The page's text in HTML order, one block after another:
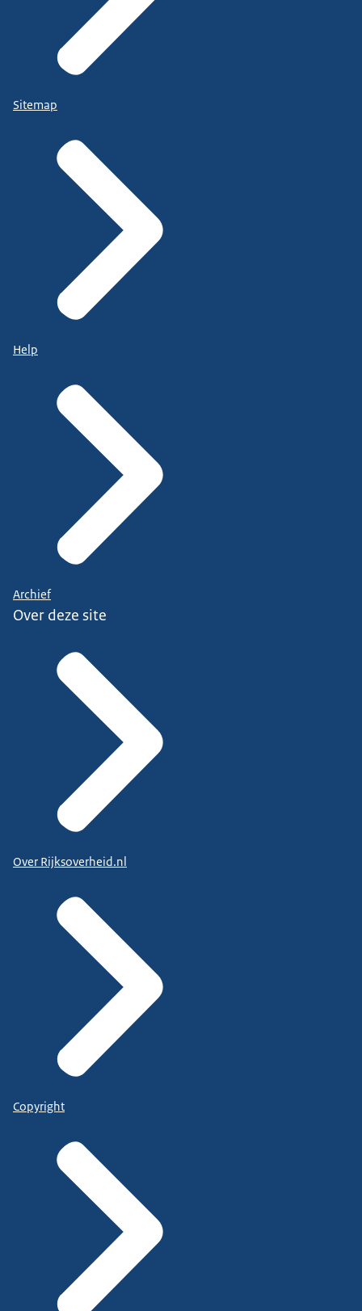
Sitemap
Help
Archief
Over deze site
Over Rijksoverheid.nl
Copyright